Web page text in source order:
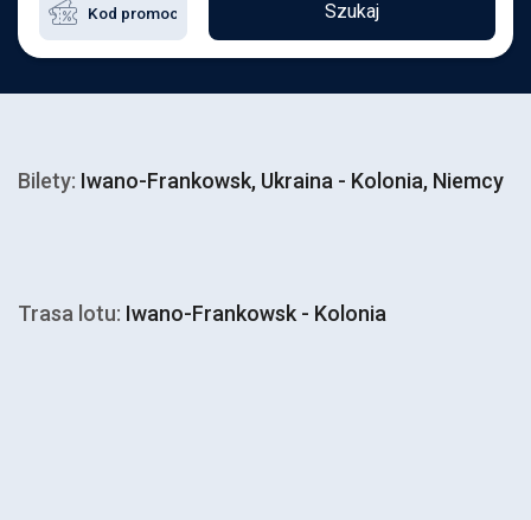
Szukaj
Bilety: Iwano-Frankowsk, Ukraina - Kolonia, Niemcy
Trasa lotu: Iwano-Frankowsk - Kolonia